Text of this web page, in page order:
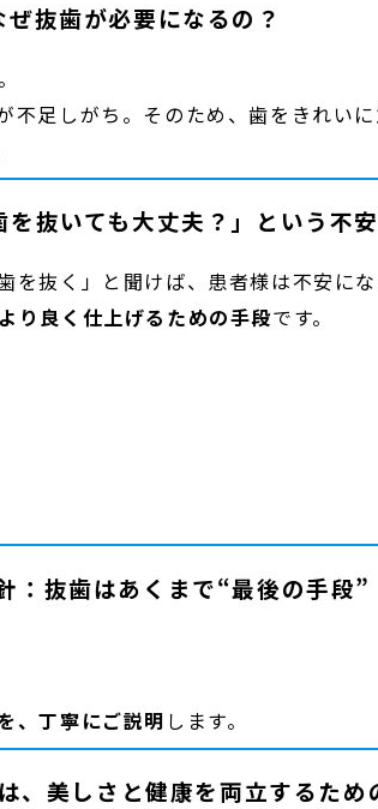
ぜ抜歯が必要になるの？
足しがち。そのため、歯をきれいに
を抜いても大丈夫？」という不安
抜く」と聞けば、患者様は不安にな
り良く仕上げるための手段です。
：抜歯はあくまで“最後の手段”
、丁寧にご説明 します。
、美しさと健康を両立するため